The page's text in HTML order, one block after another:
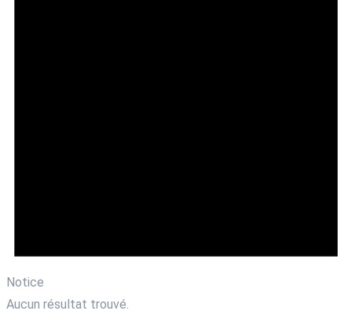
Notice
Aucun résultat trouvé.